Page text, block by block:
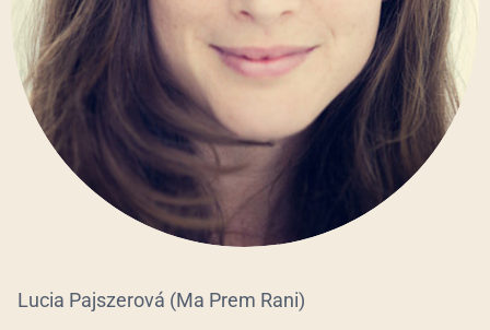
Lucia Pajszerová (Ma Prem Rani)